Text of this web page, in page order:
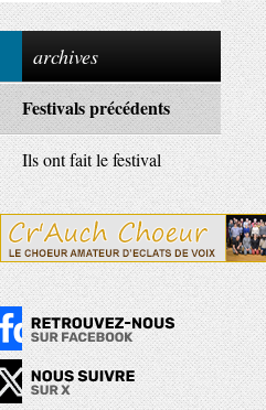
archives
Festivals précédents
Ils ont fait le festival